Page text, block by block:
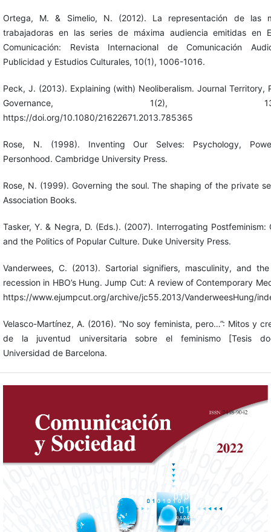
Ortega, M. & Simelio, N. (2012). La representación de las
trabajadoras en las series de máxima audiencia emitidas en
Comunicación: Revista Internacional de Comunicación
Publicidad y Estudios Culturales, 10(1), 1006-1016.
Peck, J. (2013). Explaining (with) Neoliberalism. Journal Territory,
Governance, 1(2), 132-
https://doi.org/10.1080/21622671.2013.785365
Rose, N. (1998). Inventing Our Selves: Psychology,
Personhood. Cambridge University Press.
Rose, N. (1999). Governing the soul. The shaping of the private
Association Books.
Tasker, Y. & Negra, D. (Eds.). (2007). Interrogating Postfeminism:
and the Politics of Popular Culture. Duke University Press.
Vanderwees, C. (2013). Sartorial signifiers, masculinity, and
recession in HBO’s Hung. Jump Cut: A review of Contemporary
https://www.ejumpcut.org/archive/jc55.2013/VanderweesHung/
Velasco-Martínez, A. (2016). “No soy feminista, pero…”: Mitos y
de la juventud universitaria sobre el feminismo [Tesis
Universidad de Barcelona.